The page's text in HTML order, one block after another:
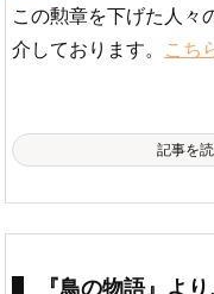
この勲章を下げた人々
介しております。
こち
記事を
『鳥の物語』よ